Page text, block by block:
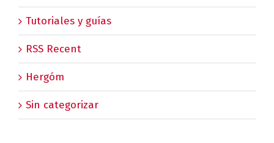
Tutoriales y guías
RSS Recent
Hergóm
Sin categorizar